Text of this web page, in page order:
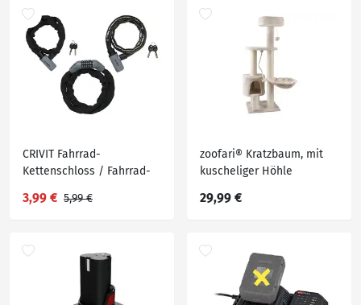
CRIVIT Fahrrad-
Kettenschloss / Fahrrad-
3,99 € 5,99 €
zoofari® Kratzbaum, mit
kuscheliger Höhle
29,99 €